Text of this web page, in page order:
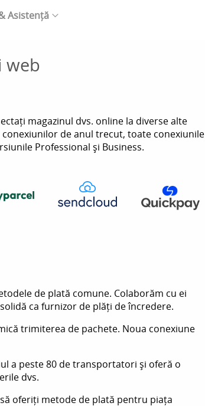
Asistență
web
magazinul dvs. online la diverse alte
de anul trecut, toate conexiunile
Professional și Business.
de plată comune. Colaborăm cu ei
ca furnizor de plăți de încredere.
trimiterea de pachete. Noua conexiune
a peste 80 de transportatori și oferă o
dvs.
oferiți metode de plată pentru piața